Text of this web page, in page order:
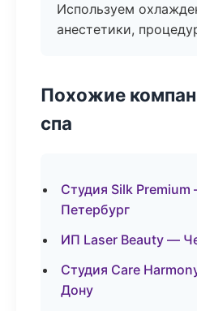
Используем
анестетики,
Похожие
спа
Студия Silk
Петербург
ИП Laser Beauty —
Студия Care
Дону